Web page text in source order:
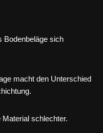
Bodenbeläge sich
macht den Unterschied
schlechter.